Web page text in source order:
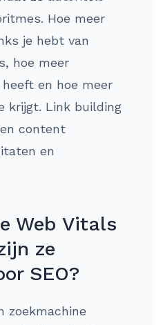
Hoe meer
je hebt van
hoe meer
en hoe meer
krijgt. Link building
content
en
Web Vitals
ze
SEO?
zoekmachine